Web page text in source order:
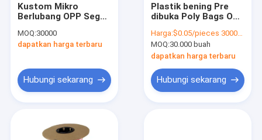
Kustom Mikro
Berlubang OPP Segel
Printing Kemasan
Sandwich Sayuran
MOQ:30000
dapatkan harga terbaru
Hubungi sekarang
Plastik bening Pre
dibuka Poly Bags On
Gravure Pencetakan
Custom LOGO
Harga:$0.05/pieces 30000-299999 pieces
MOQ:30.000 buah
dapatkan harga terbaru
Hubungi sekarang